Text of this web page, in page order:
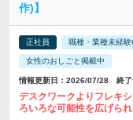
作)】
正社員 職種・業種未経験
女性のおしごと掲載中
情報更新日：2026/07/28 終
デスクワークよりフレキ
ろいろな可能性を広げら